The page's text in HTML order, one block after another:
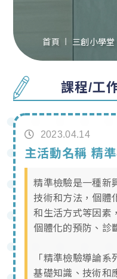
首頁 三創小學堂
課程/工
2023.04.14
主活動名稱 精
精準檢驗是一種新
技術和方法，個體
和生活方式等因素
個體化的預防、診
「精準檢驗導論
基礎知識、技術和